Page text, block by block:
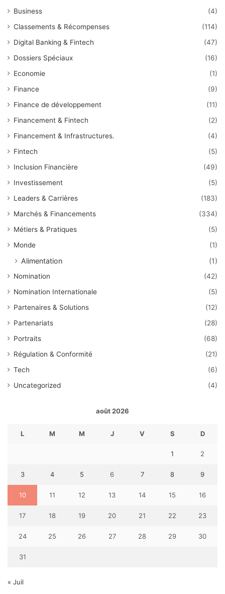
Business
(4)
Classements & Récompenses
(114)
Digital Banking & Fintech
(47)
Dossiers Spéciaux
(16)
Economie
(1)
Finance
(9)
Finance de développement
(11)
Financement & Fintech
(2)
Financement & Infrastructures.
(4)
Fintech
(5)
Inclusion Financière
(49)
Investissement
(5)
Leaders & Carrières
(183)
Marchés & Financements
(334)
Métiers & Pratiques
(5)
Monde
(1)
Alimentation (1)
Nomination
(42)
Nomination Internationale
(5)
Partenaires & Solutions
(12)
Partenariats
(28)
Portraits
(68)
Régulation & Conformité
(21)
Tech
(6)
Uncategorized
(4)
août 2026
L M M J V S D
1 2
3 4 5 6 7 8 9
10 11 12 13 14 15 16
17 18 19 20 21 22 23
24 25 26 27 28 29 30
31
« Juil